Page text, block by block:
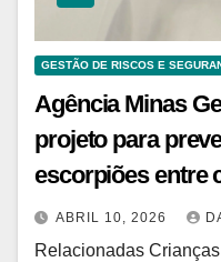
GESTÃO DE RISCOS E
Agência Minas
projeto para
escorpiões entre
ABRIL 10, 2026
Relacionadas